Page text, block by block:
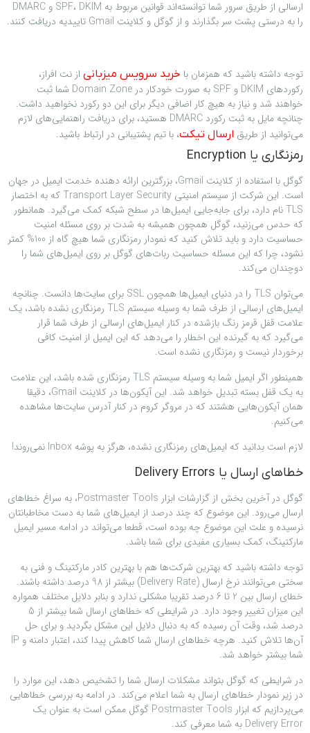
ارسالی از طریق سرور شما توانسته‌اند قوانین مربوط به SPF، DKIM و DMARC
را به درستی پشت سر بگذارند و از گوگل و کلاینت Gmail تاییدیه دریافت کنند.
توجه داشته باشید که همزمان با خرید سرویس میزبانی از نت افراز،
رکوردهای DKIM و SPF به صورت خودکار در Domain Zone شما ثبت
خواهند شد و نیاز به هیچ کار اضافی دیگر برای این دو رکورد نخواهید داشت.
چنانچه مایل به ثبت رکورد DMARC هستید، برای دریافت راهنمایی‌های لازم
می‌توانید از طریق ارسال تیکت، با تیم پشتیبانی در ارتباط باشید.
رمزنگاری یا Encryption
گوگل با استفاده از کلاینت Gmail، بزرگترین ارائه دهنده خدمت ایمیل در جهان
است. این شرکت از سیستم امنیتی Transport Layer Security که به اختصار
TLS نام دارد، برای جابه‌جایی ایمیل‌ها در سطح شبکه کمک می‌گیرد. همانطور
که حدس می‌زنید، گوگل همچون همیشه به شدت بر روی مسئله امنیت
حساسیت دارد و باید تلاش کنید که نمودار رمزنگاری شما هیچ گاه از 100% کمتر
نشود، چرا که این مسئله حساسیت ربات‌های گوگل بر روی ایمیل‌های شما را
دوچندان می‌کند.
می‌توان TLS را در دنیای ایمیل‌ها همچون SSL برای سایت‌ها دانست. چنانچه
ایمیل‌های ارسالی از طرف شما به وسیله سیستم TLS رمزنگاری نشده باشد، یک
علامت قفل قرمز رنگ بازشده در کنار ایمیل‌های ارسالی از طرف شما قرار
می‌گیرد که به گیرنده این اخطار را می‌دهد که این ایمیل از امنیت کافی
برخوردار نیست و رمزنگاری نشده است.
همینطور اگر ایمیل شما به وسیله سیستم TLS رمزنگاری شده باشد، این علامت
به یک قفل بسته تبدیل خواهد شد. این آیکون‌ها در کلاینت Gmail، دقیقا
همان آیکون‌هایی هشتند که در مروگر کروم در کنار آدرس سایت‌ها مشاهده
می‌کنیم.
لازم است بدانید که ایمیل‌های رمزنگاری نشده، هرگز به پوشه Inbox نمی‌روند!
خطاهای ارسال یا Delivery Errors
گوگل در آخرین بخش از گزارشات ابزار Postmaster Tools، به سراغ خطاهای
ارسال می‌رود. این موضوع که چند درصد از ایمیل‌های شما به دست مخاطبانتان
نرسیده و علت این موضوع چه بوده است، قطعا می‌تواند در ادامه مسیر ایمیل
مارکتینگ، کمک بسیاری مفیدی برای شما باشد.
توجه داشته باشید که بهترین شرکت‌ها هم با بهترین کادر مارکتینگ و فنی به
سختی می‌توانند نرخ ارسال (Delivery Rate) بیشتر از 98 درصد داشته باشند.
خطای ارسال بین 2 تا 6 درصد تقریبا مشکلی ندارد و بنابر دلایل مختلف همواره
این میزان تغییر وجود دارد. در شرایطی که خطاهای ارسال شما بیشتر از 5
درصد شد، وقت آن رسیده که به دنبال دلایل این مشکل بگردید و برای حل
آن‌ها تلاش کنید. هرچه خطاهای ارسال شما کاهش پیدا کند، اعتبار دامنه و IP
شما بیشتر خواهد شد.
در شرایطی که گوگل بتواند مشکلات ارسال شما را تشخیص دهد، این موارد را
در زیر نمودار خطاهای ارسال به شما اعلام می‌کند. در ادامه به بررسی خطاهایی
می‌پردازیم که ابزار Postmaster Tools گوگل ممکن است به عنوان یک
Delivery Error به شما معرفی کند.